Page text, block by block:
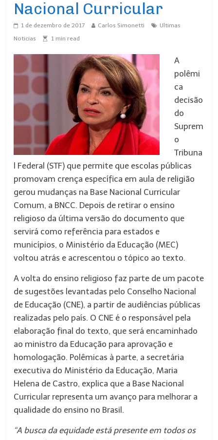
Nacional Curricular
1 de dezembro de 2017 Carlos Simonetti
Ultimas
Noticias
1 min read
A
polêmi
ca
decisão
do
Suprem
o
Tribuna
l Federal (STF) que permite que escolas públicas
promovam crença específica em aula de religião
gerou mudanças na Base Nacional Curricular
Comum, a BNCC. Depois de retirar o ensino
religioso da última versão do documento que
servirá como referência para estados e
municípios, o Ministério da Educação (MEC)
voltou atrás e acrescentou o tópico ao texto.
A volta do ensino religioso faz parte de um pacote
de sugestões levantadas pelo Conselho Nacional
de Educação (CNE), a partir de audiências públicas
realizadas pelo país. O CNE é o responsável pela
elaboração final do texto, que será encaminhado
ao ministro da Educação para aprovação e
homologação. Polêmicas à parte, a secretária
executiva do Ministério da Educação, Maria
Helena de Castro, explica que a Base Nacional
Curricular representa um avanço para melhorar a
qualidade do ensino no Brasil.
“A busca da equidade está presente em todos os